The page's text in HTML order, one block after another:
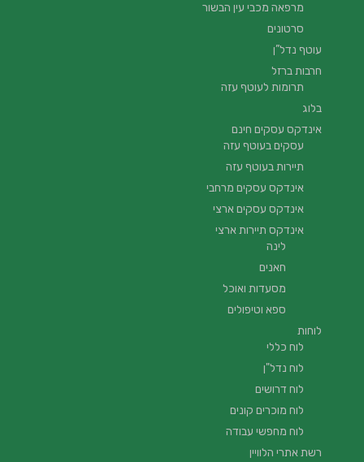
מרפאה מכבי עין הבשור
סרטונים
עוטף נדל”ן
חרבות ברזל
תרומות לעוטף עזה
בלוג
אינדקס עסקים חינם
עסקים בעוטף עזה
תיירות בעוטף עזה
אינדקס עסקים מרחבי
אינדקס עסקים ארצי
אינדקס תיירות ארצי
לינה
חאנים
מסעדות ואוכל
ספא וטיפולים
לוחות
לוח כללי
לוח נדל"ן
לוח דרושים
לוח מוכרים קונים
לוח מחפשי עבודה
רשת אתרי הלוויין